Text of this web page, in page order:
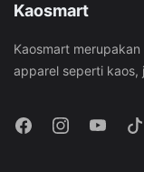
Kaosmart
Kaosmart
apparel seperti kaos,